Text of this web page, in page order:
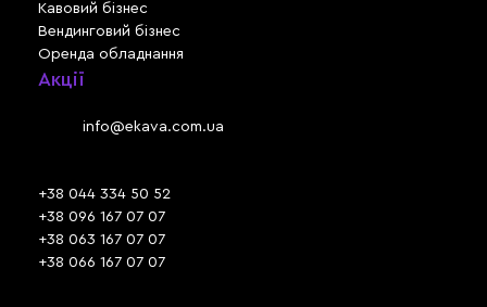
Кавовий бізнес
Вендинговий бізнес
Оренда обладнання
Акції
info@ekava.com.ua
+38 044 334 50 52
+38 096 167 07 07
+38 063 167 07 07
+38 066 167 07 07